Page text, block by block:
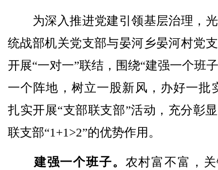
为深入推进党建引领基层治理，
统战部机关党支部与晏河乡晏河村党
开展“一对一”联结，围绕“建强一个班
一个阵地，树立一股新风，办好一批
扎实开展“支部联支部”活动，充分彰
联支部“1+1>2”的优势作用。
建强一个班子。 农村富不富，